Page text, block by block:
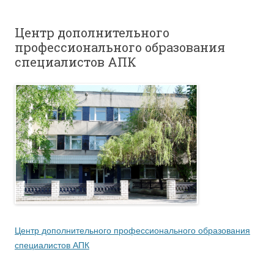
Центр дополнительного
профессионального образования
специалистов АПК
Центр дополнительного профессионального образования
специалистов АПК